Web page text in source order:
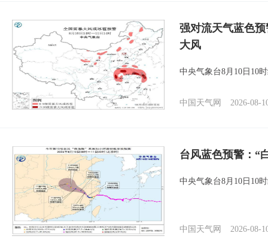
强对流天气蓝色
大风
中央气象台8月10日10
中国天气网 2026-08-
台风蓝色预警：“
中央气象台8月10日10
中国天气网 2026-08-